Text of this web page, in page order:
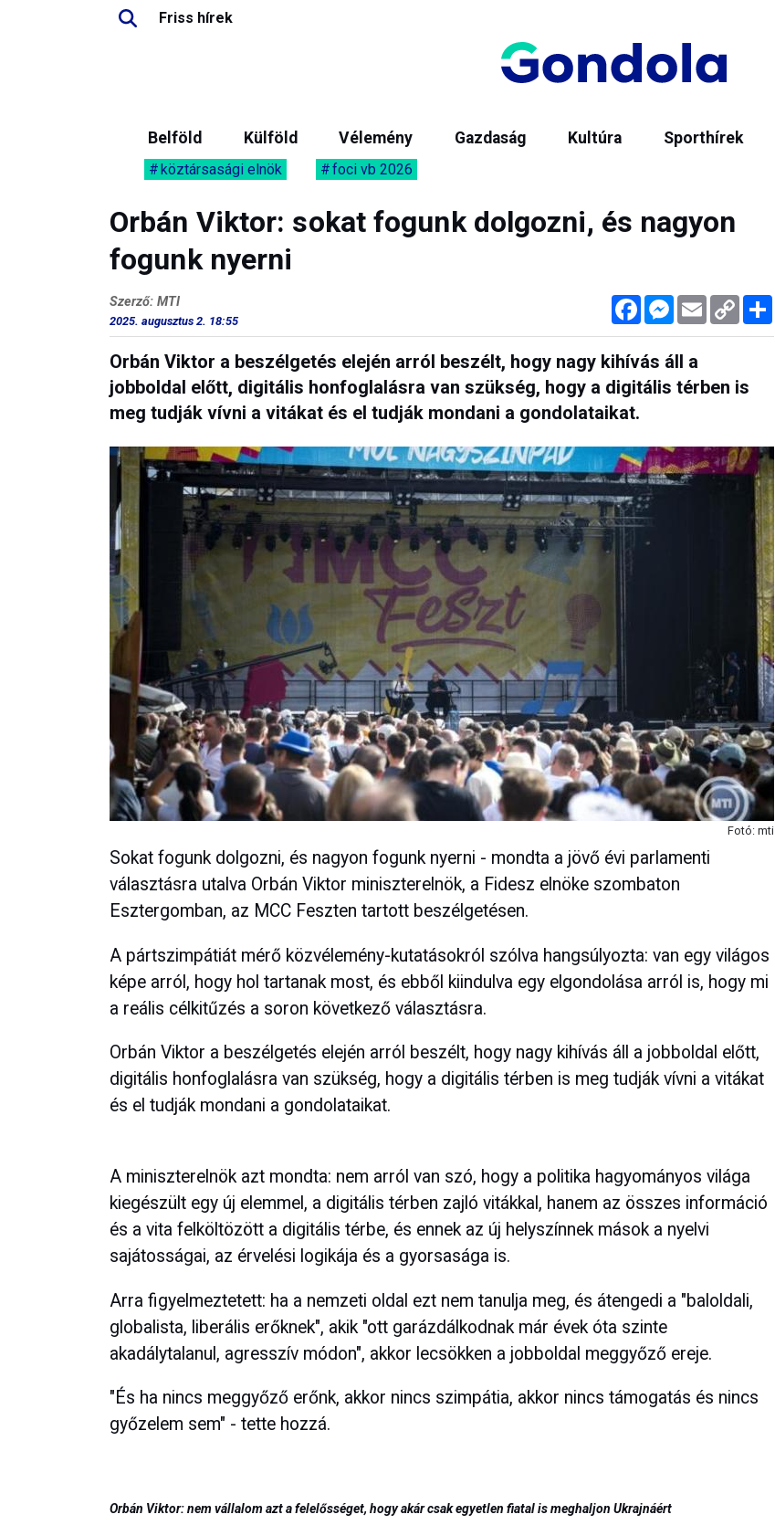
Friss hírek
Belföld Külföld Vélemény Gazdaság Kultúra Sporthírek
köztársasági elnök foci vb 2026
Orbán Viktor: sokat fogunk dolgozni, és nagyon
fogunk nyerni
FacebookMessenger
Email Copy
Link
Szerző: MTI
2025. augusztus 2. 18:55
Orbán Viktor a beszélgetés elején arról beszélt, hogy nagy kihívás áll a
jobboldal előtt, digitális honfoglalásra van szükség, hogy a digitális térben is
meg tudják vívni a vitákat és el tudják mondani a gondolataikat.
Fotó: mti
Sokat fogunk dolgozni, és nagyon fogunk nyerni - mondta a jövő évi parlamenti
választásra utalva Orbán Viktor miniszterelnök, a Fidesz elnöke szombaton
Esztergomban, az MCC Feszten tartott beszélgetésen.
A pártszimpátiát mérő közvélemény-kutatásokról szólva hangsúlyozta: van egy világos
képe arról, hogy hol tartanak most, és ebből kiindulva egy elgondolása arról is, hogy mi
a reális célkitűzés a soron következő választásra.
Orbán Viktor a beszélgetés elején arról beszélt, hogy nagy kihívás áll a jobboldal előtt,
digitális honfoglalásra van szükség, hogy a digitális térben is meg tudják vívni a vitákat
és el tudják mondani a gondolataikat.
A miniszterelnök azt mondta: nem arról van szó, hogy a politika hagyományos világa
kiegészült egy új elemmel, a digitális térben zajló vitákkal, hanem az összes információ
és a vita felköltözött a digitális térbe, és ennek az új helyszínnek mások a nyelvi
sajátosságai, az érvelési logikája és a gyorsasága is.
Arra figyelmeztetett: ha a nemzeti oldal ezt nem tanulja meg, és átengedi a "baloldali,
globalista, liberális erőknek", akik "ott garázdálkodnak már évek óta szinte
akadálytalanul, agresszív módon", akkor lecsökken a jobboldal meggyőző ereje.
"És ha nincs meggyőző erőnk, akkor nincs szimpátia, akkor nincs támogatás és nincs
győzelem sem" - tette hozzá.
Orbán Viktor: nem vállalom azt a felelősséget, hogy akár csak egyetlen fiatal is meghaljon Ukrajnáért